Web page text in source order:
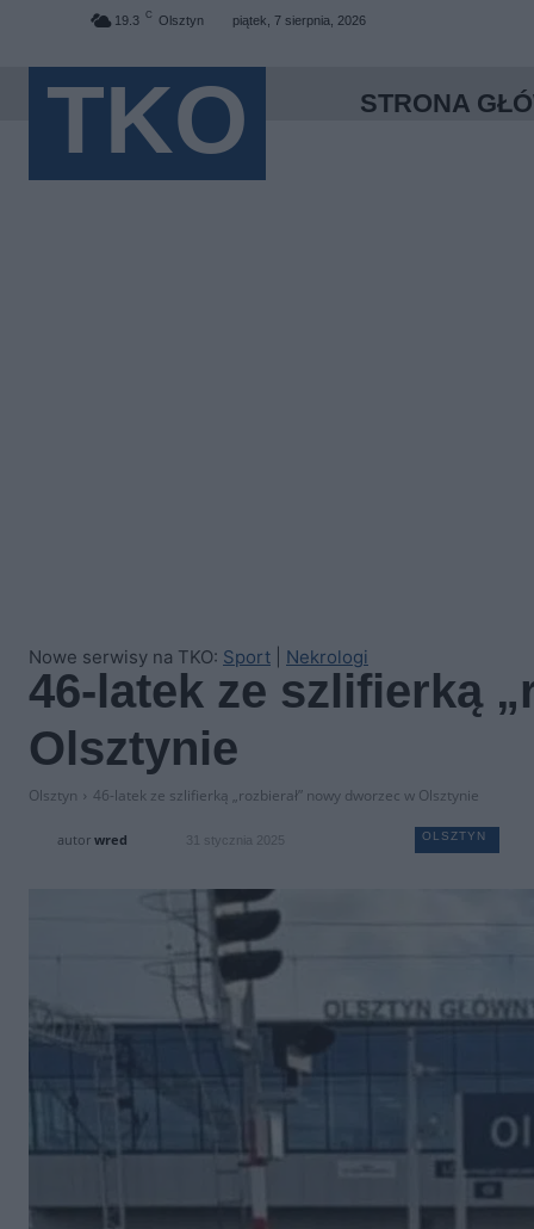
19.3 C Olsztyn piątek, 7 sierpnia, 2026
TKO STRONA
Nowe serwisy na TKO: Sport Nekrologi
46-latek ze szlifierką
Olsztynie
Olsztyn 46-latek ze szlifierką „rozbierał” nowy dworzec w Olsztynie
autor wred 31 stycznia 2025 OLSZTYN